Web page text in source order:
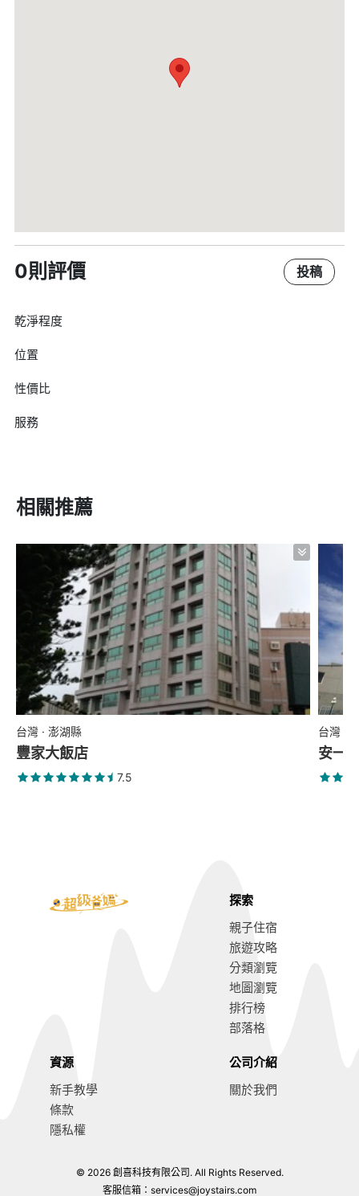
0則評價 投稿
乾淨程度
位置
性價比
服務
相關推薦
台灣 · 澎湖縣
豐家大飯店
7.5
台灣 ·
安一
前往訂房
探索
親子住宿
旅遊攻略
分類瀏覽
地圖瀏覽
排行榜
部落格
資源
新手教學
條款
隱私權
公司介紹
關於我們
© 2026 創喜科技有限公司. All Rights Reserved.
客服信箱： services@joystairs.com